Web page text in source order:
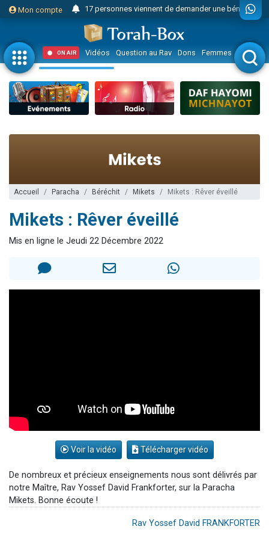
Mon compte
Il reste 49 places pour étudier en groupe sur Zoom
23 personnes viennent de faire un don pour Diane, 80 ans, dans un appartement insalubre
Eva vient de donner son Maasser
4 personnes viennent de nous rejoindre sur WhatsApp
3 personnes viennent de nous rejoindre sur WhatsApp
3 personnes viennent de faire un don pour 5 jours de vacances aux Orphelins
Odaya vient de donner son Maasser
2 personnes viennent de nous rejoindre sur WhatsApp
12 nouvelles musiques dans Torah-Box Music
Il reste 49 places pour étudier en groupe sur Zoom
ON AIR Vidéos Question au Rav Dons Femmes Enfants
Accueil Paracha Béréchit Mikets Mikets : Rêver éveillé
Mikets : Rêver éveillé
Mis en ligne le Jeudi 22 Décembre 2022
Voir la vidéo Télécharger vidéo
De nombreux et précieux enseignements nous sont délivrés par
notre Maître, Rav Yossef David Frankforter, sur la Paracha
Mikets. Bonne écoute !
Rav Yossef David FRANKFORTER